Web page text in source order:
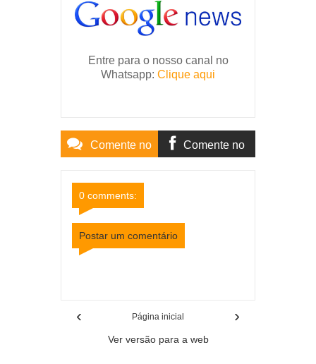
Entre para o nosso canal no
Whatsapp: Clique aqui
Comente no Comente no
0 comments:
Postar um comentário
‹ ›
Página inicial
Ver versão para a web